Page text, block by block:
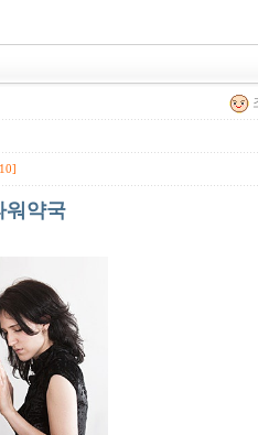
워약국